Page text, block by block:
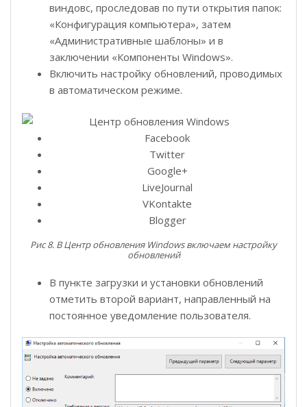
виндовс, проследовав по пути открытия папок:
«Конфигурация компьютера», затем
«Административные шаблоны» и в
заключении «Компоненты Windows».
Включить настройку обновлений, проводимых
в автоматическом режиме.
Facebook
Twitter
Google+
LiveJournal
VKontakte
Blogger
Рис 8. В Центр обновления Windows включаем настройку
обновлений
В пункте загрузки и установки обновлений
отметить второй вариант, направленный на
постоянное уведомление пользователя.